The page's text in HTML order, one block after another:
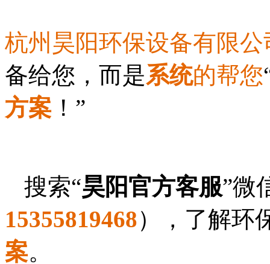
杭州昊阳环保设备有限公
备给您，而是系统的帮您
方案 ！”
搜索“昊阳官方客服”微
15355819468），了解环
案。